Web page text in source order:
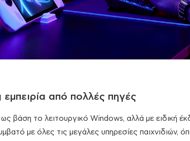
από πολλές πηγές
βάση το λειτουργικό Windows, αλλά με ειδική
με όλες τις μεγάλες υπηρεσίες παιχνιδιών,